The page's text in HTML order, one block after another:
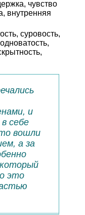
чувство
внутренняя
суровость,
и
себе
вошли
а за
который
это